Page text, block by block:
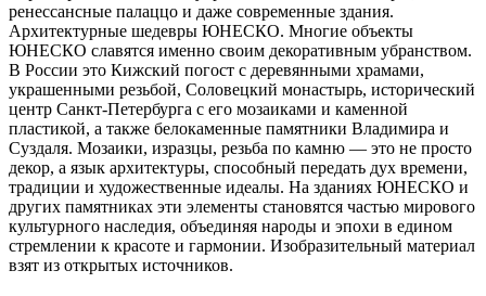
ренессансные палаццо и даже современные здания.
Архитектурные шедевры ЮНЕСКО. Многие объекты
ЮНЕСКО славятся именно своим декоративным убранством.
В России это Кижский погост с деревянными храмами,
украшенными резьбой, Соловецкий монастырь, исторический
центр Санкт-Петербурга с его мозаиками и каменной
пластикой, а также белокаменные памятники Владимира и
Суздаля. Мозаики, изразцы, резьба по камню — это не просто
декор, а язык архитектуры, способный передать дух времени,
традиции и художественные идеалы. На зданиях ЮНЕСКО и
других памятниках эти элементы становятся частью мирового
культурного наследия, объединяя народы и эпохи в едином
стремлении к красоте и гармонии. Изобразительный материал
взят из открытых источников.